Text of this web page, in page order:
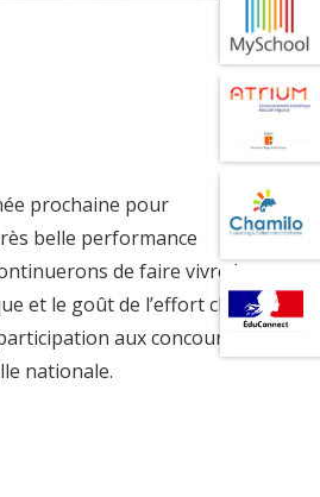
prochaine pour
belle performance
de faire vivre la
et le goût de l’effort chez
aux concours
nationale.